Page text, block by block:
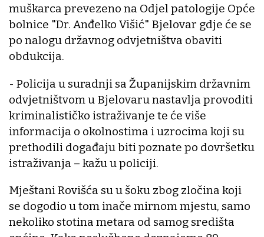
muškarca prevezeno na Odjel patologije Opće
bolnice "Dr. Anđelko Višić" Bjelovar gdje će se
po nalogu državnog odvjetništva obaviti
obdukcija.
- Policija u suradnji sa Županijskim državnim
odvjetništvom u Bjelovaru nastavlja provoditi
kriminalističko istraživanje te će više
informacija o okolnostima i uzrocima koji su
prethodili događaju biti poznate po dovršetku
istraživanja – kažu u policiji.
Mještani Rovišća su u šoku zbog zločina koji
se dogodio u tom inače mirnom mjestu, samo
nekoliko stotina metara od samog središta